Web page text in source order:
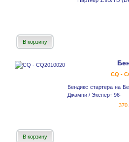
В корзину
CQ -
Бендикс стартера на
Джампи / Эксперт 96-
В корзину